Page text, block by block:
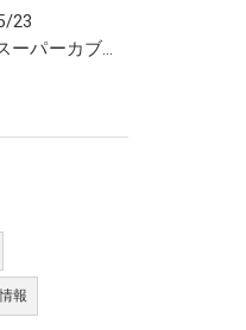
23
ホンダ スーパーカブ５０回収致しました！！
報